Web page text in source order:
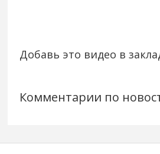
Добавь это видео в
Комментарии по